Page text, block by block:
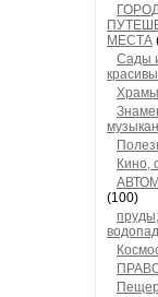
МЕСТА
Сады
Кино,
(100)